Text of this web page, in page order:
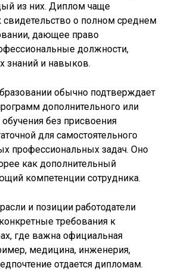
из них. Диплом чаще
свидетельство о полном среднем
дающее право
должности,
знаний и навыков.
обычно подтверждает
дополнительного или
без присвоения
для самостоятельного
профессиональных задач. Оно
как дополнительный
компетенции сотрудника.
и позиции работодатели
требования к
где важна официальная
медицина, инженерия,
отдается дипломам.